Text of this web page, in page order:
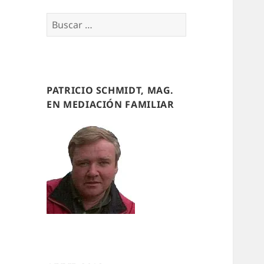
Buscar
por:
PATRICIO SCHMIDT, MAG.
EN MEDIACIÓN FAMILIAR